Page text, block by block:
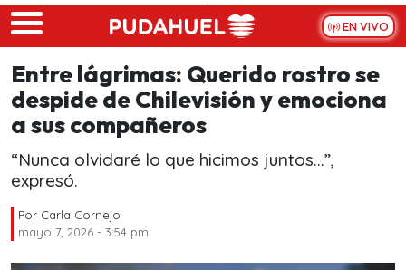
Skip to main content
EN VIVO
Entre lágrimas: Querido rostro se
despide de Chilevisión y emociona
a sus compañeros
“Nunca olvidaré lo que hicimos juntos...”,
expresó.
Por Carla Cornejo
mayo 7, 2026 - 3:54 pm